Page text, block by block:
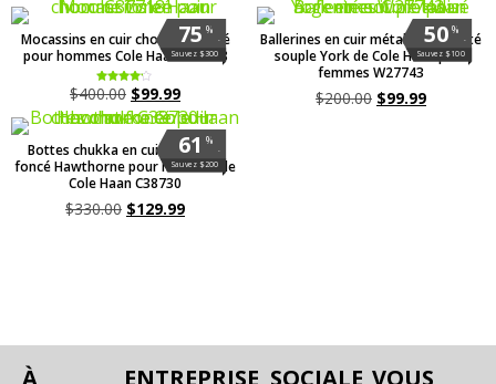
%
.
75
Sauvez $300
Mocassins en cuir chocolat foncé
pour hommes Cole Haan C37718
Note
4.00
sur 5
$400.00 $99.99
%
.
50
Sauvez $100
Ballerines en cuir métallisé argenté
souple York de Cole Haan pour
femmes W27743
$200.00 $99.99
%
.
61
Sauvez $200
Bottes chukka en cuir chocolat
foncé Hawthorne pour hommes de
Cole Haan C38730
$330.00 $129.99
À ENTREPRISE SOCIALE VOUS